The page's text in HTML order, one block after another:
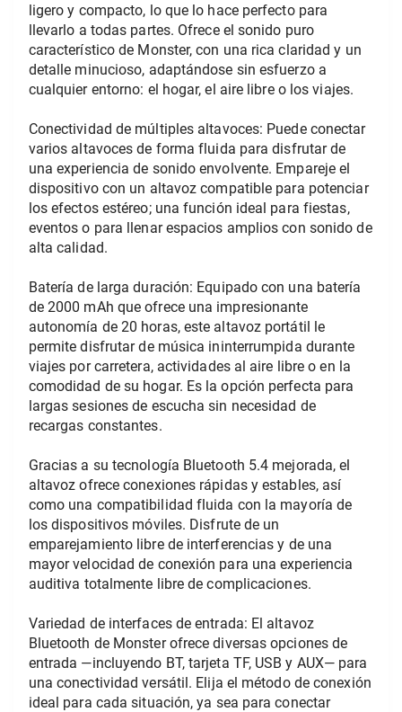
ligero y compacto, lo que lo hace perfecto para
llevarlo a todas partes. Ofrece el sonido puro
característico de Monster, con una rica claridad y un
detalle minucioso, adaptándose sin esfuerzo a
cualquier entorno: el hogar, el aire libre o los viajes.
Conectividad de múltiples altavoces: Puede conectar
varios altavoces de forma fluida para disfrutar de
una experiencia de sonido envolvente. Empareje el
dispositivo con un altavoz compatible para potenciar
los efectos estéreo; una función ideal para fiestas,
eventos o para llenar espacios amplios con sonido de
alta calidad.
Batería de larga duración: Equipado con una batería
de 2000 mAh que ofrece una impresionante
autonomía de 20 horas, este altavoz portátil le
permite disfrutar de música ininterrumpida durante
viajes por carretera, actividades al aire libre o en la
comodidad de su hogar. Es la opción perfecta para
largas sesiones de escucha sin necesidad de
recargas constantes.
Gracias a su tecnología Bluetooth 5.4 mejorada, el
altavoz ofrece conexiones rápidas y estables, así
como una compatibilidad fluida con la mayoría de
los dispositivos móviles. Disfrute de un
emparejamiento libre de interferencias y de una
mayor velocidad de conexión para una experiencia
auditiva totalmente libre de complicaciones.
Variedad de interfaces de entrada: El altavoz
Bluetooth de Monster ofrece diversas opciones de
entrada —incluyendo BT, tarjeta TF, USB y AUX— para
una conectividad versátil. Elija el método de conexión
ideal para cada situación, ya sea para conectar